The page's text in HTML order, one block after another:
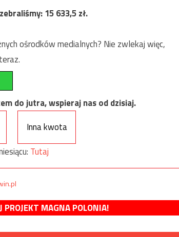
15 633,5zł.
ośrodków medialnych? Nie zwlekaj więc,
do jutra, wspieraj nas od dzisiaj.
Inna kwota
Tutaj
PROJEKT MAGNA POLONIA!